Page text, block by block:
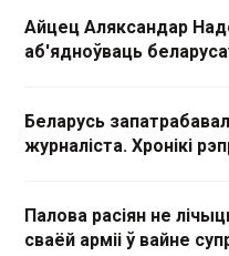
Айцец Аляксандар
аб'ядноўваць
Беларусь
журналіста. Хронікі
Палова расіян не
сваёй арміі ў вайне